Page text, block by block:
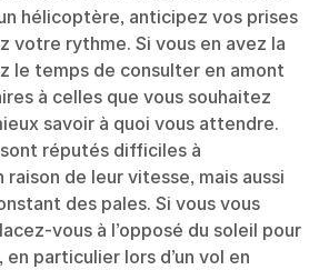
hélicoptère, anticipez vos prises
votre rythme. Si vous en avez la
le temps de consulter en amont
à celles que vous souhaitez
savoir à quoi vous attendre.
réputés difficiles à
de leur vitesse, mais aussi
des pales. Si vous vous
vous à l’opposé du soleil pour
particulier lors d’un vol en